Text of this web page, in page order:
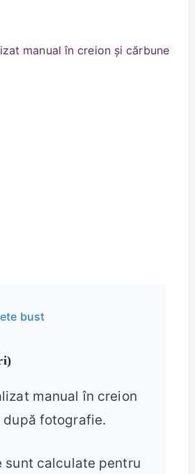
bust
manual în creion
după fotografie.
sunt calculate pentru